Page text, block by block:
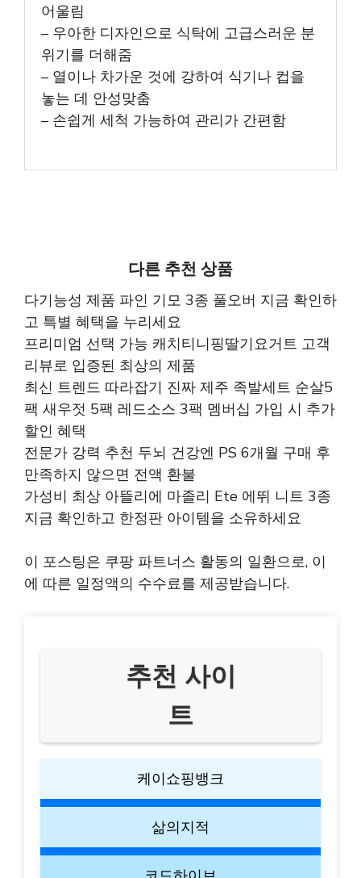
어울림
– 우아한 디자인으로 식탁에 고급스러운 분
위기를 더해줌
– 열이나 차가운 것에 강하여 식기나 컵을
놓는 데 안성맞춤
– 손쉽게 세척 가능하여 관리가 간편함
다른 추천 상품
다기능성 제품 파인 기모 3종 풀오버 지금 확인하
고 특별 혜택을 누리세요
프리미엄 선택 가능 캐치티니핑딸기요거트 고객
리뷰로 입증된 최상의 제품
최신 트렌드 따라잡기 진짜 제주 족발세트 순살5
팩 새우젓 5팩 레드소스 3팩 멤버십 가입 시 추가
할인 혜택
전문가 강력 추천 두뇌 건강엔 PS 6개월 구매 후
만족하지 않으면 전액 환불
가성비 최상 아뜰리에 마졸리 Ete 에뛰 니트 3종
지금 확인하고 한정판 아이템을 소유하세요
이 포스팅은 쿠팡 파트너스 활동의 일환으로, 이
에 따른 일정액의 수수료를 제공받습니다.
추천 사이
트
케이쇼핑뱅크
삶의지적